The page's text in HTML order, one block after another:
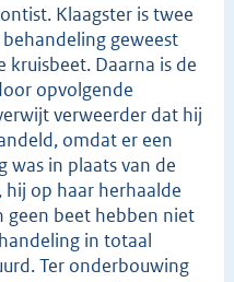
Klaagster is twee
geweest
kruisbeet. Daarna is de
opvolgende
verweerder dat hij
omdat er een
was in plaats van de
op haar herhaalde
geen beet hebben niet
in totaal
Ter onderbouwing